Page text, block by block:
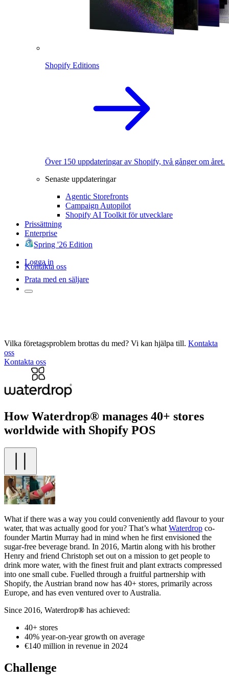
Shopify Editions
Över 150 uppdateringar av Shopify, två gånger om året.
Senaste uppdateringar
Agentic Storefronts
Campaign Autopilot
Shopify AI Toolkit för utvecklare
Prissättning
Enterprise
Spring '26 Edition
Logga in
Kontakta oss
Prata med en säljare
Vilka företagsproblem brottas du med? Vi kan hjälpa till. Kontakta
oss
Kontakta oss
How Waterdrop® manages 40+ stores
worldwide with Shopify POS
What if there was a way you could conveniently add flavour to your
water, that was actually good for you? That’s what Waterdrop co-
founder Martin Murray had in mind when he first envisioned the
sugar-free beverage brand. In 2016, Martin along with his brother
Henry and friend Christoph set out on a mission to get people to
drink more water, with the finest fruit and plant extracts compressed
into one small cube. Fuelled through a fruitful partnership with
Shopify, the Austrian brand now has 40+ stores, primarily across
Europe, and has even ventured over to Australia.
Since 2016, Waterdrop® has achieved:
40+ stores
40% year-on-year growth on average
€140 million in revenue in 2024
Challenge